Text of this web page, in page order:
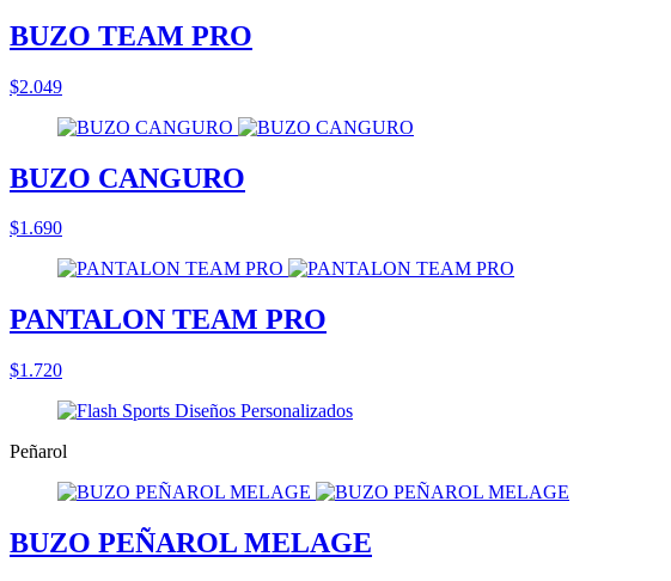
BUZO TEAM PRO
$2.049
BUZO CANGURO
$1.690
PANTALON TEAM PRO
$1.720
Peñarol
BUZO PEÑAROL MELAGE